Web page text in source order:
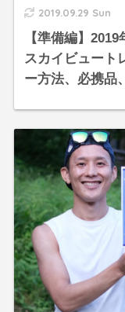
2019.09.29 Sun
【準備編】
スカイビュート
ー方法、必携品